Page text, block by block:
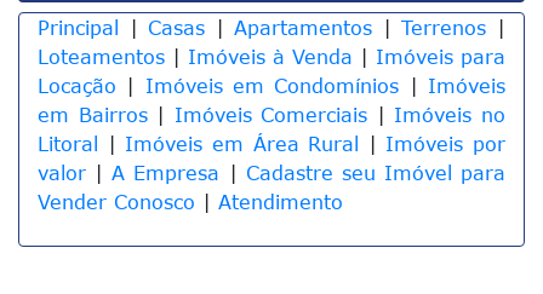
Principal Casas |Apartamentos |Terrenos
Loteamentos
Imóveis à Venda
Imóveis para
Locação
Imóveis em Condomínios
Imóveis
em Bairros| Imóveis Comerciais
Imóveis no
Litoral
Imóveis em Área Rural
Imóveis por
valor |A Empresa
Cadastre seu Imóvel para
Vender Conosco
Atendimento